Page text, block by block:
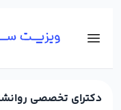
دکترای تخصصی